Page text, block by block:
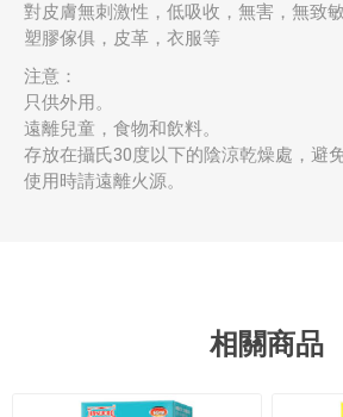
對皮膚無刺激性，低吸收，無害，無致
塑膠傢俱，皮革，衣服等
注意：
只供外用。
遠離兒童，食物和飲料。
存放在攝氏30度以下的陰涼乾燥處，避
使用時請遠離火源。
相關商品